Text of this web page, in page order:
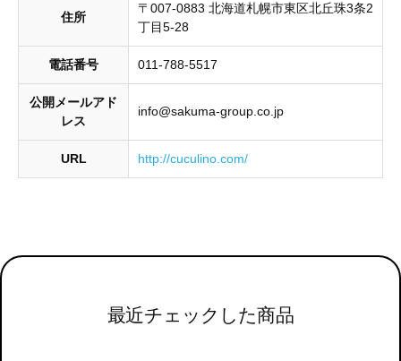
住所
〒007-0883 北海道札幌市東区北丘珠3条2
丁目5-28
電話番号 011-788-5517
公開メールアド
レス
info@sakuma-group.co.jp
URL http://cuculino.com/
最近チェックした商品